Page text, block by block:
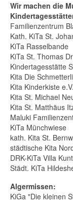
Wir machen die
Familienzentrum
Kath. KiTa St.
KiTa Rasselbande
KiTa St. Thomas
Kindertagesstätte
Kita Die
Kita Kinderkiste e.V.
Kita St. Michael
Kita St. Matthäus
Maluki
KiTa Münchwiese
kath. Kita St.
städtische Kita
DRK-KiTa Villa
Städt. KiTa
Algermissen:
KiGa "Die kleinen